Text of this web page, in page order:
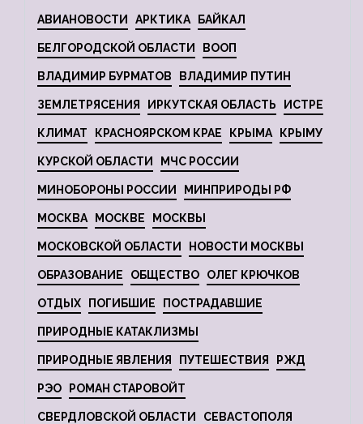
АВИАНОВОСТИ АРКТИКА БАЙКАЛ
БЕЛГОРОДСКОЙ ОБЛАСТИ ВООП
ВЛАДИМИР БУРМАТОВ ВЛАДИМИР ПУТИН
ЗЕМЛЕТРЯСЕНИЯ ИРКУТСКАЯ ОБЛАСТЬ ИСТРЕ
КЛИМАТ КРАСНОЯРСКОМ КРАЕ КРЫМА КРЫМУ
КУРСКОЙ ОБЛАСТИ МЧС РОССИИ
МИНОБОРОНЫ РОССИИ МИНПРИРОДЫ РФ
МОСКВА МОСКВЕ МОСКВЫ
МОСКОВСКОЙ ОБЛАСТИ НОВОСТИ МОСКВЫ
ОБРАЗОВАНИЕ ОБЩЕСТВО ОЛЕГ КРЮЧКОВ
ОТДЫХ ПОГИБШИЕ ПОСТРАДАВШИЕ
ПРИРОДНЫЕ КАТАКЛИЗМЫ
ПРИРОДНЫЕ ЯВЛЕНИЯ ПУТЕШЕСТВИЯ РЖД
РЭО РОМАН СТАРОВОЙТ
СВЕРДЛОВСКОЙ ОБЛАСТИ СЕВАСТОПОЛЯ